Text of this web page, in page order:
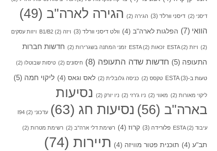
דיסני (2) דיסני וורלד (3) הגירה (2) הגירה לארה"ב (49)
הוואי (7) הפלגות לארה"ב (4) וולט דיסני וורלד (3) ויזה B1/B2 (2) ויזות עסקים
(2) ויזת ESTA (2) זכאות ESTA (2) זמני המתנה בשגרירות (2)
חדשות חברות
התעופה (5) חדשות שדה התעופה (8) חיסונים (2) טיסות שבוטלו (2)
טעות ב-ESTA(3) טקסס (2) כניסה גלובלית (2) לאס וגאס (4) ליקוי חמה (5)
ליקוי מאורות (2) מאווי (2) ניו ג'רזי (2) ניו יורק (2)
נסיעות
בארה"ב (56) נסיעות חג (63) עדכוני I94 (2)
עיבוד ESTA (2) פלורידה (3) קרוז (4) רשימת דלי ארה"ב (2) רשימת מטרות (2)
תב"ע (4) תוכנית פטור מוויזה (4) תיירות (74)